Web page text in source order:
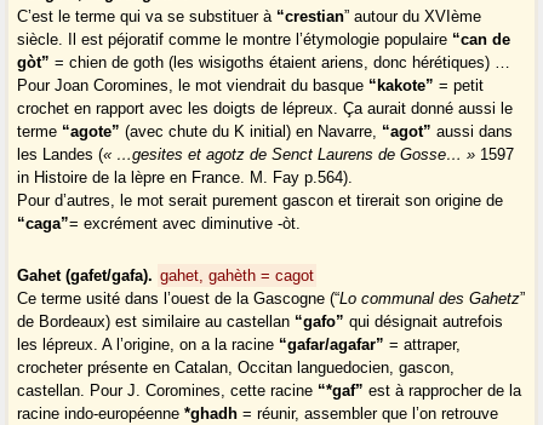
C’est le terme qui va se substituer à “crestian” autour du XVIème
siècle. Il est péjoratif comme le montre l’étymologie populaire “can de
gòt” = chien de goth (les wisigoths étaient ariens, donc hérétiques) …
Pour Joan Coromines, le mot viendrait du basque “kakote”= petit
crochet en rapport avec les doigts de lépreux. Ça aurait donné aussi le
terme “agote”(avec chute du K initial) en Navarre, “agot” aussi dans
les Landes (« …gesites et agotz de Senct Laurens de Gosse… » 1597
in Histoire de la lèpre en France. M. Fay p.564).
Pour d’autres, le mot serait purement gascon et tirerait son origine de
“caga”= excrément avec diminutive -òt.
Gahet (gafet/gafa). gahet, gahèth = cagot
Ce terme usité dans l’ouest de la Gascogne (“Lo communal des Gahetz”
de Bordeaux) est similaire au castellan “gafo” qui désignait autrefois
les lépreux. A l’origine, on a la racine “gafar/agafar” = attraper,
crocheter présente en Catalan, Occitan languedocien, gascon,
castellan. Pour J. Coromines, cette racine “*gaf” est à rapprocher de la
racine indo-européenne*ghadh = réunir, assembler que l’on retrouve